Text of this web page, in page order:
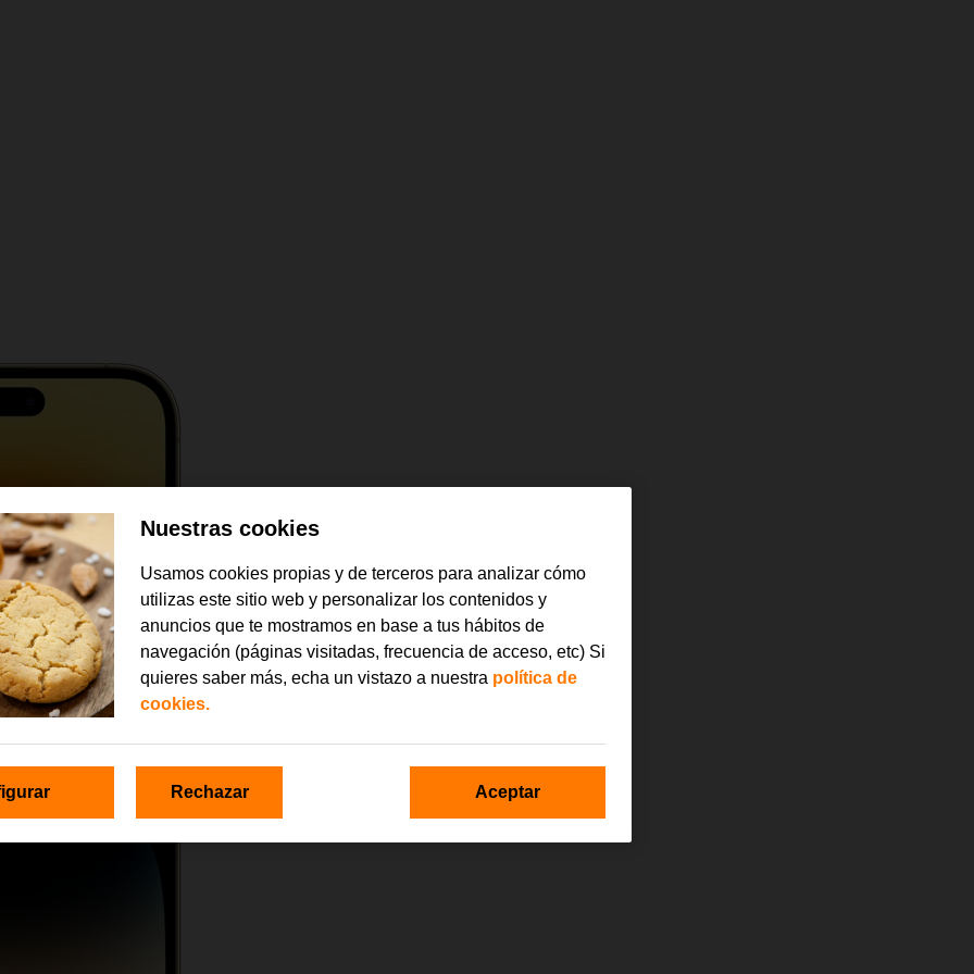
Nuestras cookies
Usamos cookies propias y de terceros para analizar cómo
utilizas este sitio web y personalizar los contenidos y
anuncios que te mostramos en base a tus hábitos de
navegación (páginas visitadas, frecuencia de acceso, etc) Si
quieres saber más, echa un vistazo a nuestra política de
cookies.
Rechazar Aceptar